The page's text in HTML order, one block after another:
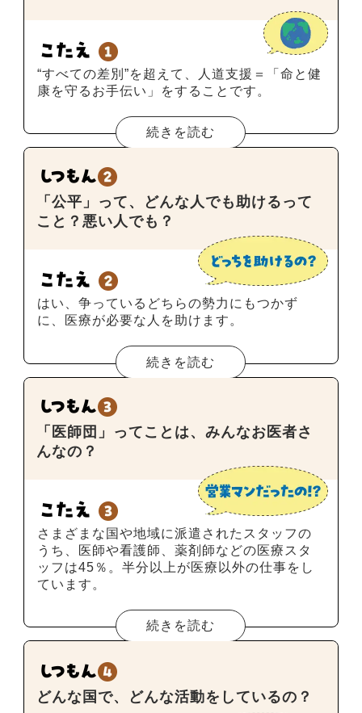
“すべての差別”を超えて、人道支援＝「命と健
康を守るお手伝い」をすることです。
続きを読む
「公平」って、どんな人でも助けるって
こと？悪い人でも？
はい、争っているどちらの勢力にもつかず
に、医療が必要な人を助けます。
続きを読む
「医師団」ってことは、みんなお医者さ
んなの？
さまざまな国や地域に派遣されたスタッフの
うち、医師や看護師、薬剤師などの医療スタ
ッフは45％。半分以上が医療以外の仕事をし
ています。
続きを読む
どんな国で、どんな活動をしているの？